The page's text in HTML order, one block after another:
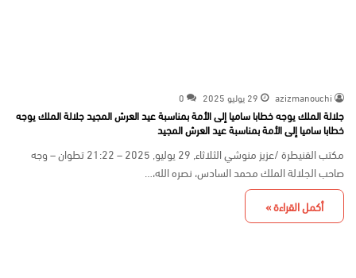
azizmanouchi 29 يوليو 2025 0
جلالة الملك يوجه خطابا ساميا إلى الأمة بمناسبة عيد العرش المجيد جلالة الملك يوجه
خطابا ساميا إلى الأمة بمناسبة عيد العرش المجيد
مكتب القنيطرة /عزيز منوشي الثلاثاء, 29 يوليو, 2025 – 21:22 تطوان – وجه
صاحب الجلالة الملك محمد السادس، نصره الله،…
أكمل القراءة »